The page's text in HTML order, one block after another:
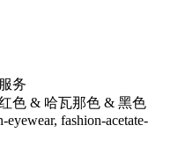
务
色 & 哈瓦那色 & 黑色
eyewear, fashion-acetate-